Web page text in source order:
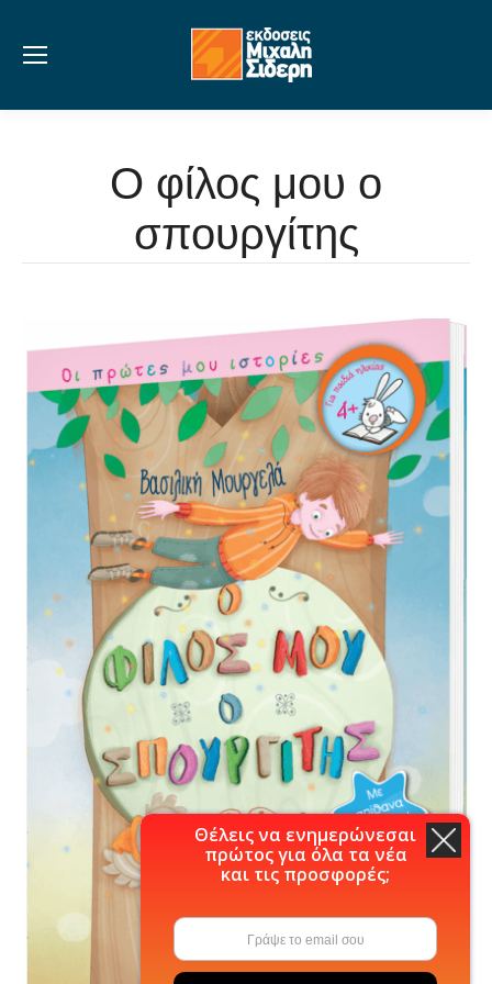
Ο φίλος μου ο
σπουργίτης
Θέλεις να ενημερώνεσαι
πρώτος για όλα τα νέα
και τις προσφορές;